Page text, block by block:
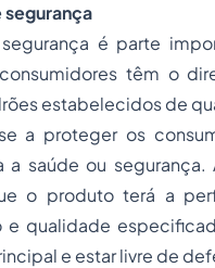
segurança
é parte
têm o
estabelecidos de
a proteger os
a saúde ou
o produto terá a
e qualidade
e estar livre de